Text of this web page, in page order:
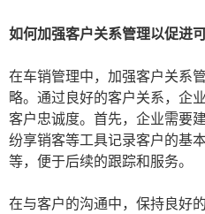
如何加强客户关系管理以促进
在车销管理中，加强客户关系
略。通过良好的客户关系，企
客户忠诚度。首先，企业需要
纷享销客等工具记录客户的基
等，便于后续的跟踪和服务。
在与客户的沟通中，保持良好